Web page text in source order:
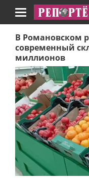
Навигация
В Романовском
современный
миллионов